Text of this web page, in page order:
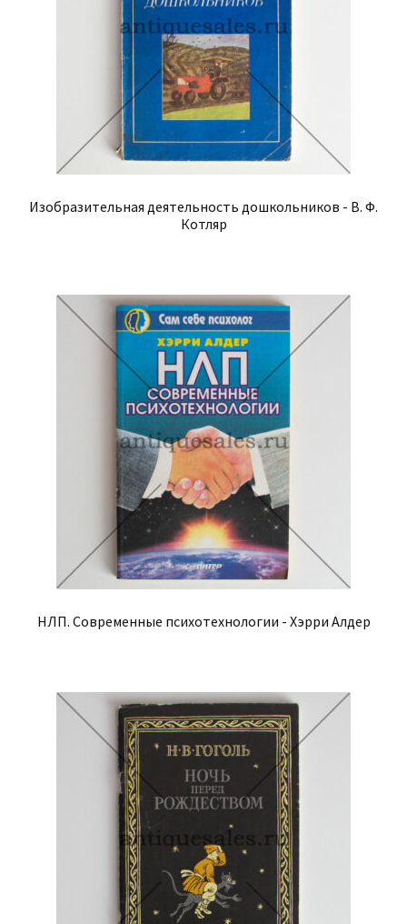
Изобразительная деятельность дошкольников - В. Ф.
Котляр
НЛП. Современные психотехнологии - Хэрри Алдер